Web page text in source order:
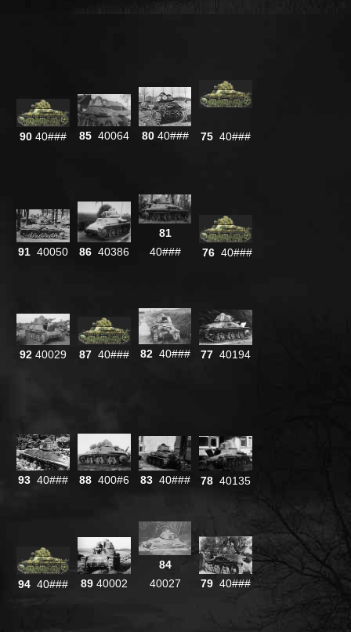
90 40### 85 40064 8040### 75 40###
91 40050 86 40386
81
40###
76 40###
92 40029 87 40### 82 40### 77 40194
93 40### 88 400#6 8340### 78 40135
94 40### 89 40002
84
40027
79 40###